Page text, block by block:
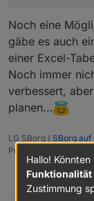
Noch eine
gäbe es auch
einer Excel-
Noch immer
verbessert,
planen...
LG SBorg ( SBorg auf
Projekte:
Hallo!
Funktionalität
Zustimmung